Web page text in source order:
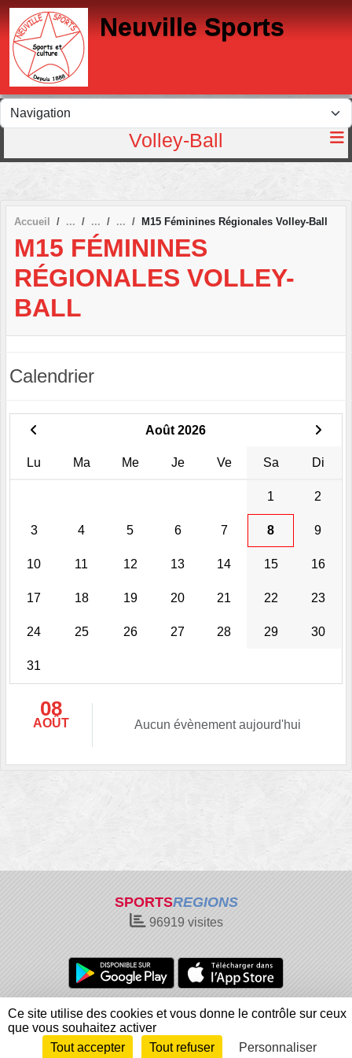
Neuville Sports
Volley-Ball
Accueil M15 Féminines Régionales Volley-Ball
M15 FÉMININES
RÉGIONALES VOLLEY-
BALL
Calendrier
Août 2026
Lu Ma Me Je Ve Sa Di
1 2
3 4 5 6 7 8 9
10 11 12 13 14 15 16
17 18 19 20 21 22 23
24 25 26 27 28 29 30
31
08
AOÛT Aucun évènement aujourd'hui
SPORTSREGIONS
96919 visites
Charte cookies
Gestion des cookies
Informations légales
Signaler un contenu inapproprié
Envie de participer ?
Connexion
Panneau de gestion des cookies
Ce site utilise des cookies et vous donne le contrôle sur ceux
que vous souhaitez activer
Tout accepter
Tout refuser Personnaliser